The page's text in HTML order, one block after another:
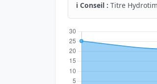
ℹ️ Conseil : Titre